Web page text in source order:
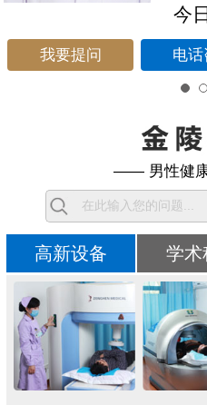
今
我要提问 电话
—— 男性健
高新设备 学术